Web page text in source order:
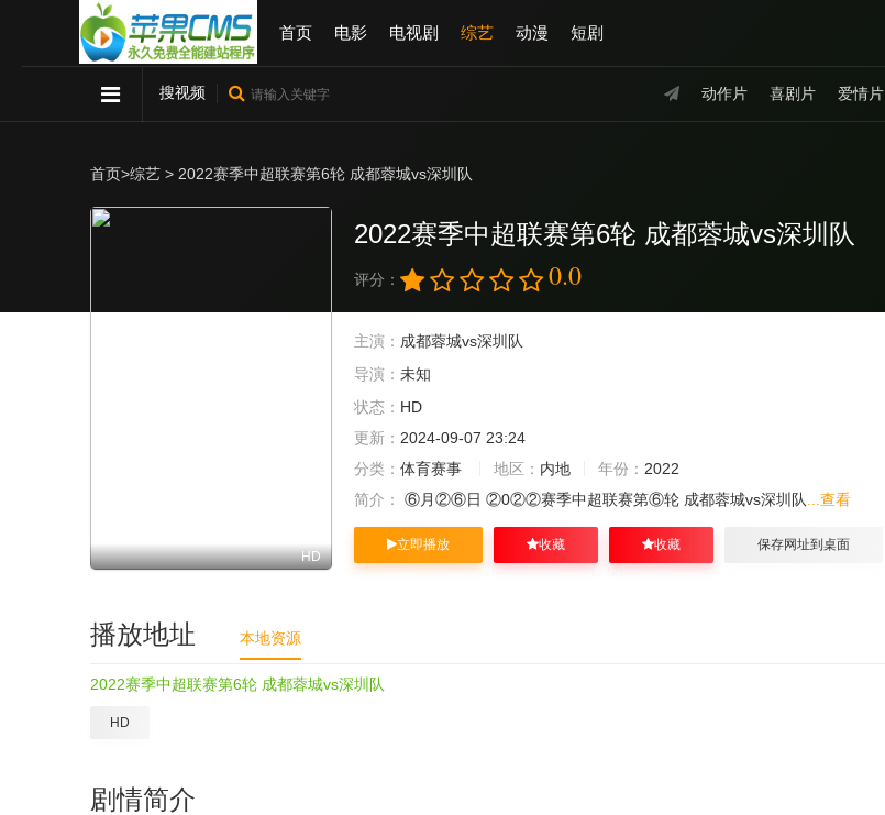
首页 电影 电视剧 综艺 动漫 短剧
动作片 喜剧片 爱情片
搜视频
首页>综艺 > 2022赛季中超联赛第6轮 成都蓉城vs深圳队
HD
2022赛季中超联赛第6轮 成都蓉城vs深圳队
评分： 0.0
主演： 成都蓉城vs深圳队
导演： 未知
状态： HD
更新： 2024-09-07 23:24
分类： 体育赛事 地区： 内地 年份： 2022
简介：
⑥月②⑥日 ②0②②赛季中超联赛第⑥轮 成都蓉城vs深圳队 ...查看
立即播放 收藏 收藏 保存网址到桌面
播放地址 本地资源
2022赛季中超联赛第6轮 成都蓉城vs深圳队
HD
剧情简介